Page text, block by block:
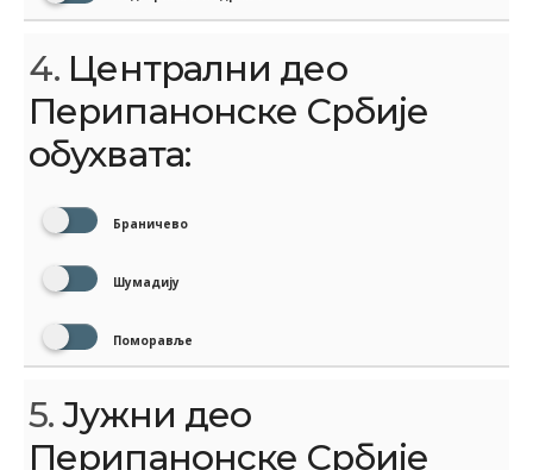
4. Централни део
Перипанонске Србије
обухвата:
Браничево
Шумадију
Поморавље
5.Јужни део
Перипанонске Србије